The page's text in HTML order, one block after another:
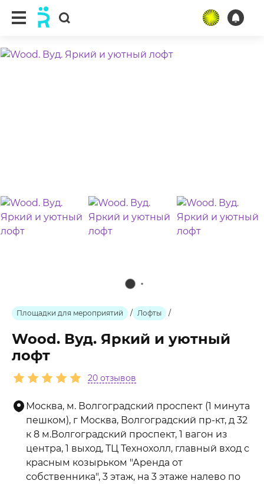
Площадки для мероприятий / Лофты /
Wood. Вуд. Яркий и уютный
лофт
20 отзывов
Москва, м. Волгоградский проспект (1 минута
пешком), г Москва, Волгоградский пр-кт, д 32
к 8 м.Волгоградский проспект, 1 вагон из
центра, 1 выход, ТЦ Технохолл, главный вход с
красным козырьком "Аренда от
собственника", 3 этаж, на 3 этаже налево по